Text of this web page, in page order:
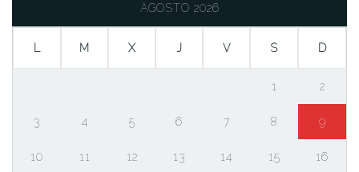
AGOSTO 2026
L M X J V S D
1 2
3 4 5 6 7 8 9
10 11 12 13 14 15 16